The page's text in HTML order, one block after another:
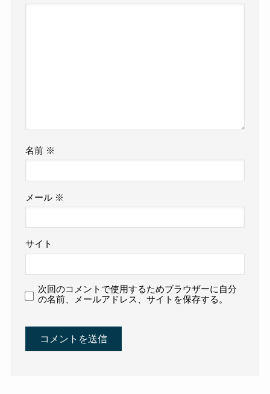
名前 ※
メール ※
サイト
次回のコメントで使用するためブラウザーに自分
の名前、メールアドレス、サイトを保存する。